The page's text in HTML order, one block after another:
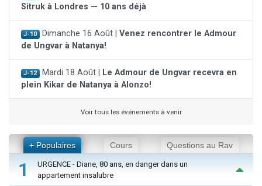
Sitruk à Londres — 10 ans déjà
J-10 Dimanche 16 Août | Venez rencontrer le Admour
de Ungvar à Natanya!
J-12 Mardi 18 Août |
Le Admour de Ungvar recevra en
plein Kikar de Natanya à Alonzo!
Voir tous les événements à venir
+ Populaires Cours Questions au Rav
1
URGENCE - Diane, 80 ans, en danger dans un
appartement insalubre